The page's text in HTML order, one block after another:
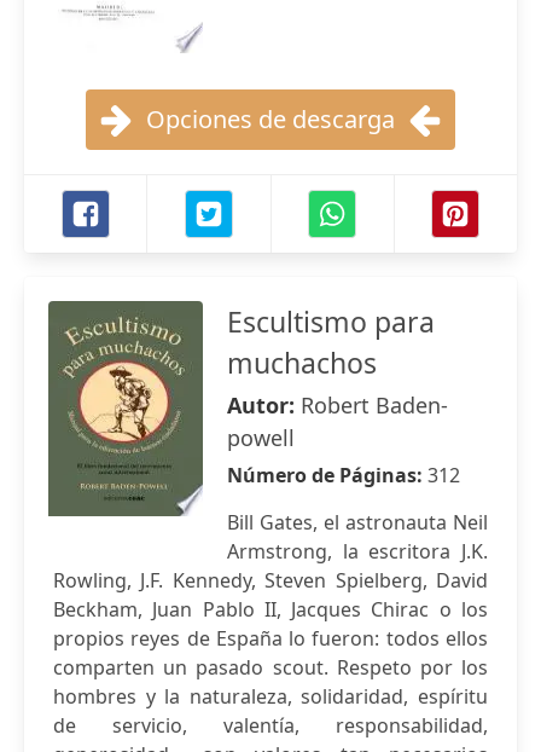
Opciones de descarga
Escultismo para
muchachos
Autor: Robert Baden-
powell
Número de Páginas: 312
Bill Gates, el astronauta Neil
Armstrong, la escritora J.K.
Rowling, J.F. Kennedy, Steven Spielberg, David
Beckham, Juan Pablo II, Jacques Chirac o los
propios reyes de España lo fueron: todos ellos
comparten un pasado scout. Respeto por los
hombres y la naturaleza, solidaridad, espíritu
de servicio, valentía, responsabilidad,